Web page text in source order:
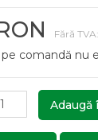
Fără
comandă nu
Adaugă